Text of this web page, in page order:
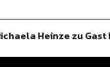
Heinze zu Gast